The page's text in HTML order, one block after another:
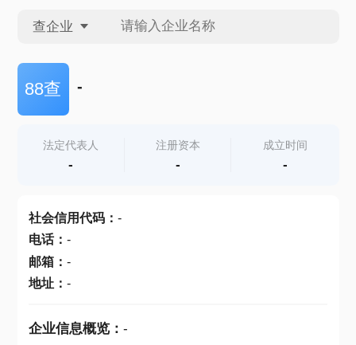
查企业
查企业
查产地
88查 -
法定代表人
-
注册资本
-
成立时间
-
社会信用代码： -
电话： -
邮箱： -
地址： -
企业信息概览： -